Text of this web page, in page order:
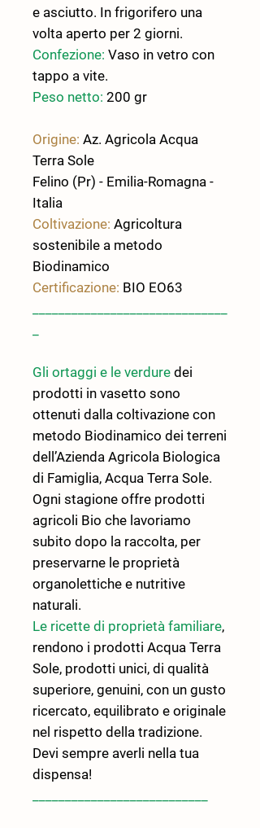
e asciutto. In frigorifero una
volta aperto per 2 giorni.
Confezione: Vaso in vetro con
tappo a vite.
Peso netto: 200 gr
Origine: Az. Agricola Acqua
Terra Sole
Felino (Pr) - Emilia-Romagna -
Italia
Coltivazione: Agricoltura
sostenibile a metodo
Biodinamico
Certificazione: BIO EO63
Gli ortaggi e le verdure dei
prodotti in vasetto sono
ottenuti dalla coltivazione con
metodo Biodinamico dei terreni
dell’Azienda Agricola Biologica
di Famiglia, Acqua Terra Sole.
Ogni stagione offre prodotti
agricoli Bio che lavoriamo
subito dopo la raccolta, per
preservarne le proprietà
organolettiche e nutritive
naturali.
Le ricette di proprietà familiare,
rendono i prodotti Acqua Terra
Sole, prodotti unici, di qualità
superiore, genuini, con un gusto
ricercato, equilibrato e originale
nel rispetto della tradizione.
Devi sempre averli nella tua
dispensa!